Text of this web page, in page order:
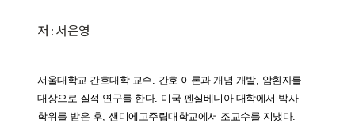
저 : 서은영
서울대학교 간호대학 교수 간호 이론과 개념 개발, 암환자를
대상으로 질적 연구를 한다. 미국 펜실베니아 대학에서 박사
학위를 받은 후 ,샌디에고주립대학교에서 조교수를 지냈다.